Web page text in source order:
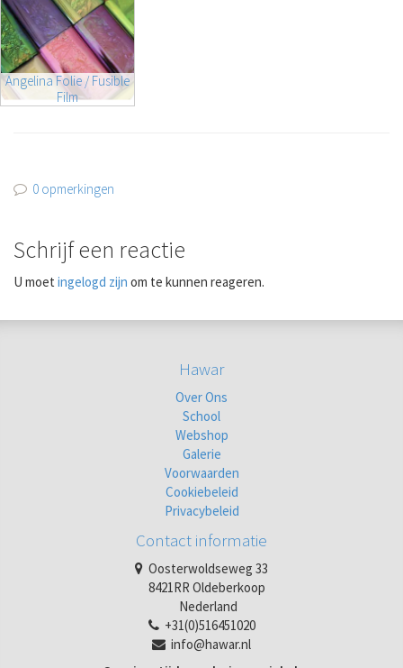
Angelina Folie / Fusible
Film
0 opmerkingen
Schrijf een reactie
U moet ingelogd zijn om te kunnen reageren.
Hawar
Over Ons
School
Webshop
Galerie
Voorwaarden
Cookiebeleid
Privacybeleid
Contact informatie
Oosterwoldseweg 33
8421RR Oldeberkoop
Nederland
+31(0)516451020
info@hawar.nl